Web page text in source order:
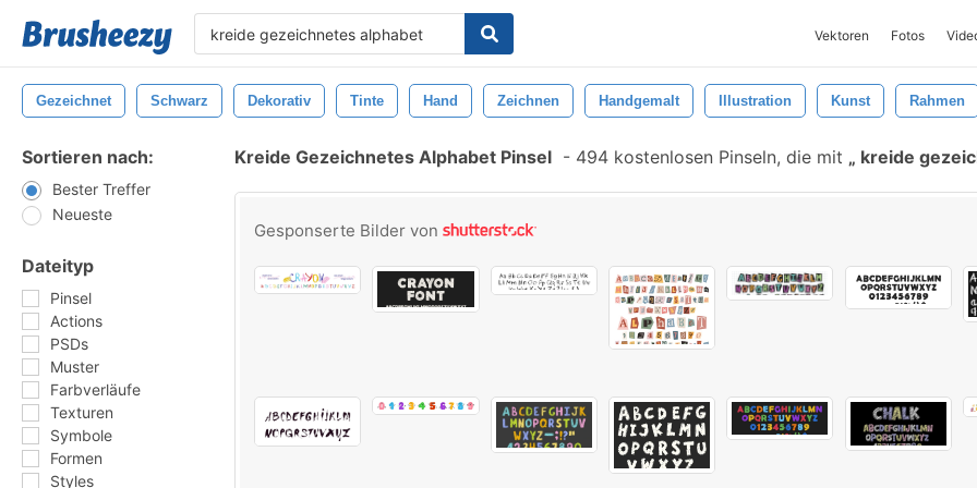
Vektoren Fotos
Gezeichnet Schwarz Dekorativ Tinte Hand Zeichnen Handgemalt Illustration Kunst Rahmen
Sortieren nach:
Bester Treffer
Neueste
Dateityp
Pinsel
Actions
PSDs
Muster
Farbverläufe
Texturen
Symbole
Formen
Styles
Kreide Gezeichnetes Alphabet Pinsel - 494 kostenlosen Pinseln, die mit kreide
Gesponserte Bilder von